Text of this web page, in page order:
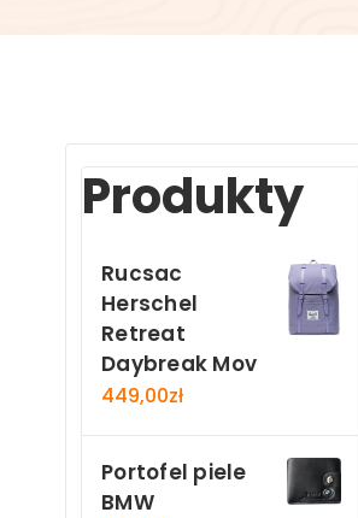
Produkty
Rucsac
Herschel
Retreat
Daybreak Mov
449,00zł
Portofel piele
BMW